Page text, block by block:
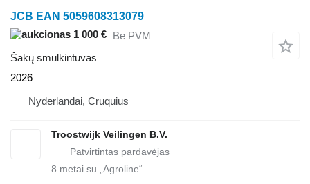
JCB EAN 5059608313079
1 000 € Be PVM
Šakų smulkintuvas
2026
Nyderlandai, Cruquius
Troostwijk Veilingen B.V.
8 metai su „Agroline“